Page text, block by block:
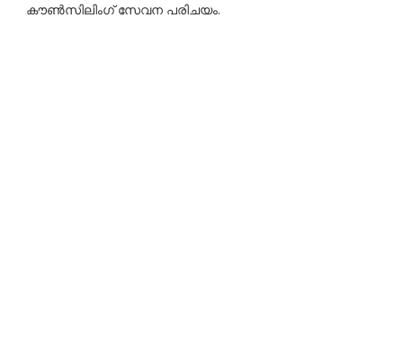
കൗണ്‍സിലിംഗ് സേവന പരിചയം.